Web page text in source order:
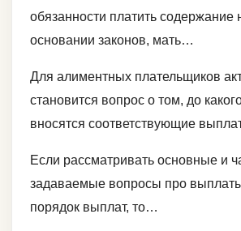
обязанности платить содержание
основании законов, мать…
Для алиментных плательщиков
становится вопрос о том, до
вносятся соответствующие
Если рассматривать основные и
задаваемые вопросы про
порядок выплат, то…